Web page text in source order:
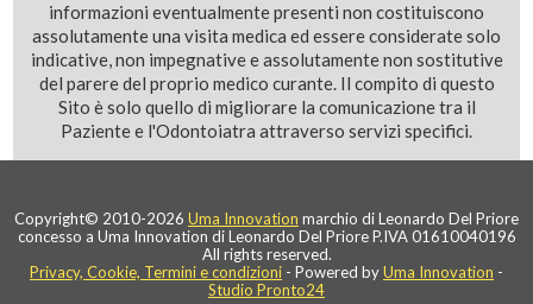
informazioni eventualmente presenti non costituiscono
assolutamente una visita medica ed essere considerate solo
indicative, non impegnative e assolutamente non sostitutive
del parere del proprio medico curante. Il compito di questo
Sito è solo quello di migliorare la comunicazione tra il
Paziente e l'Odontoiatra attraverso servizi specifici.
Copyright© 2010-2026 Uma Innovation marchio di Leonardo Del Priore
concesso a Uma Innovation di Leonardo Del Priore P.IVA 01610040196
All rights reserved.
Privacy, Cookie, Termini e condizioni - Powered byUma Innovation -
Studio Pronto24